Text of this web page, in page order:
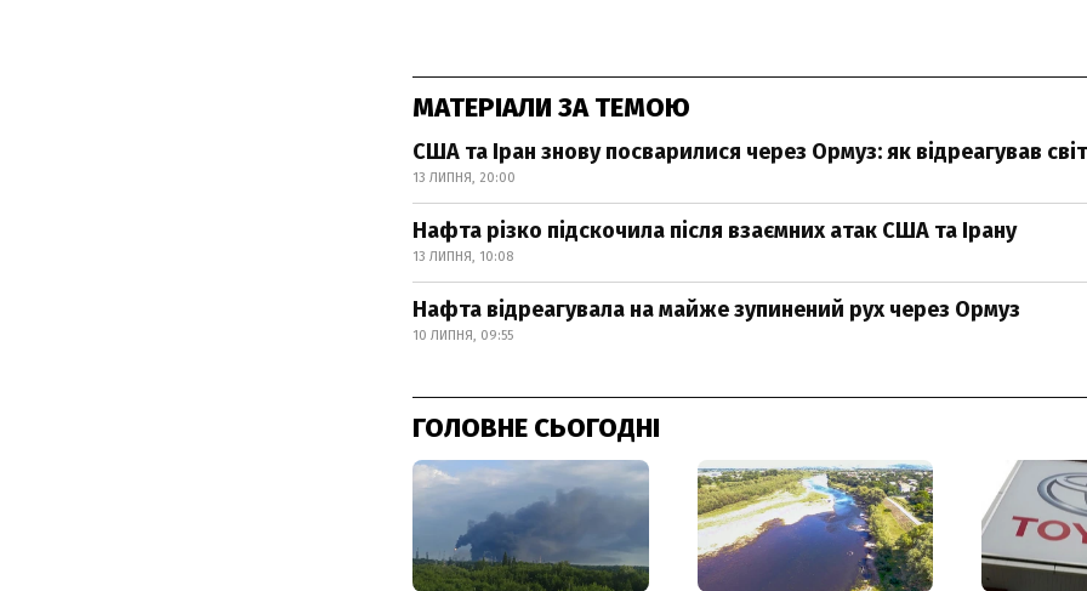
МАТЕРІАЛИ ЗА ТЕМОЮ
США та Іран знову посварилися через Ормуз: як відреагував світ
13 ЛИПНЯ, 20:00
Нафта різко підскочила після взаємних атак США та Ірану
13 ЛИПНЯ, 10:08
Нафта відреагувала на майже зупинений рух через Ормуз
10 ЛИПНЯ, 09:55
ГОЛОВНЕ СЬОГОДНІ